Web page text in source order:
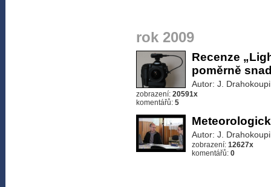
rok 2009
Recenze
poměrně
Autor: J.
zobrazení: 20591x
komentářů: 5
Autor: J.
zobrazení: 12627x
komentářů: 0